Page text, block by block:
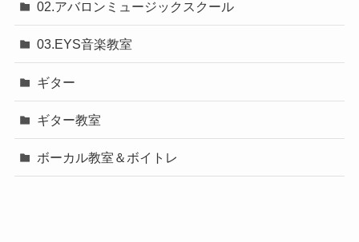
02.アバロンミュージックスクール
03.EYS音楽教室
ギター
ギター教室
ボーカル教室＆ボイトレ